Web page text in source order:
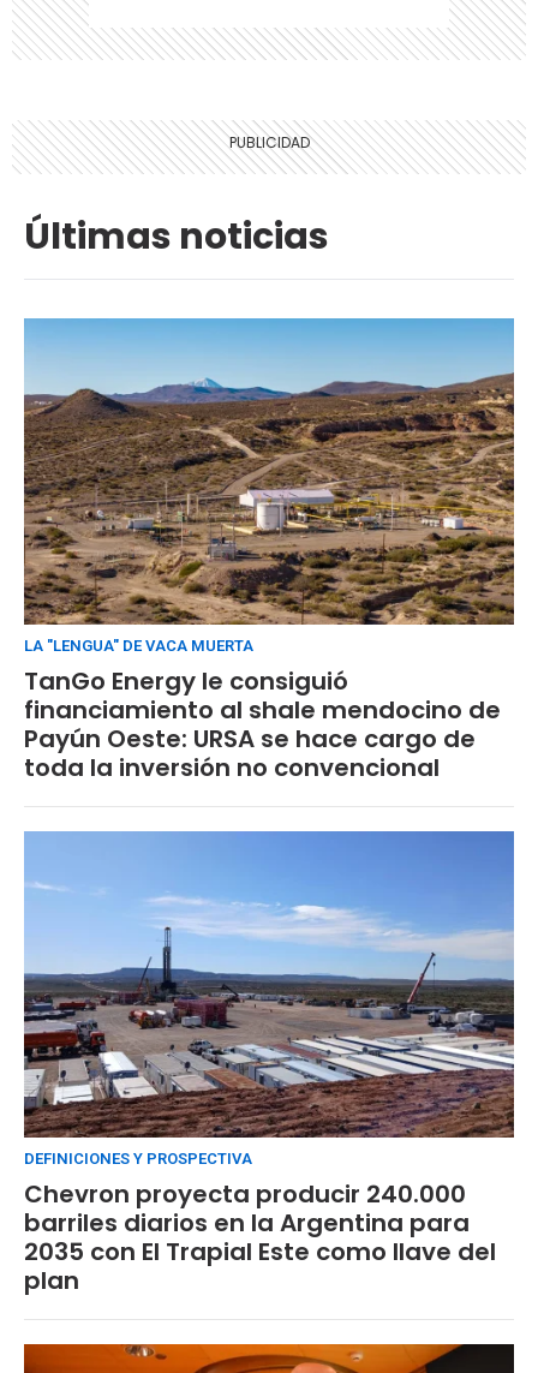
Últimas noticias
LA "LENGUA" DE VACA MUERTA
TanGo Energy le consiguió
financiamiento al shale mendocino de
Payún Oeste: URSA se hace cargo de
toda la inversión no convencional
DEFINICIONES Y PROSPECTIVA
Chevron proyecta producir 240.000
barriles diarios en la Argentina para
2035 con El Trapial Este como llave del
plan